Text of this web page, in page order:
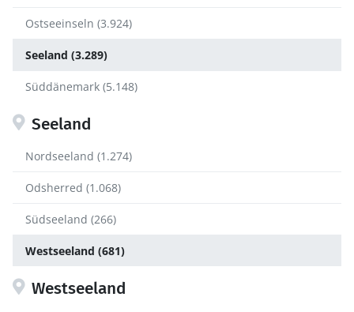
Ostseeinseln (3.924)
Seeland (3.289)
Süddänemark (5.148)
Seeland
Nordseeland (1.274)
Odsherred (1.068)
Südseeland (266)
Westseeland (681)
Westseeland